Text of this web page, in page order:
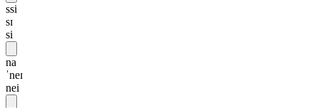
ssi
sɪ
si
na
ˈneɪ
nei